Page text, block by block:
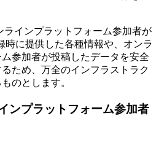
ラインプラットフォーム参加者が
時に提供した各種情報や、オンラ
参加者が投稿したデータを安全
ため、万全のインフラストラク
のとします。
ンプラットフォーム参加者